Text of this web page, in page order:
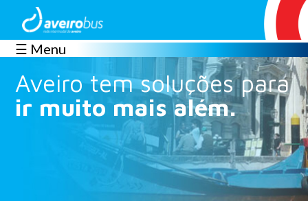
☰ Menu
Aveiro tem soluções para
ir muito mais além.